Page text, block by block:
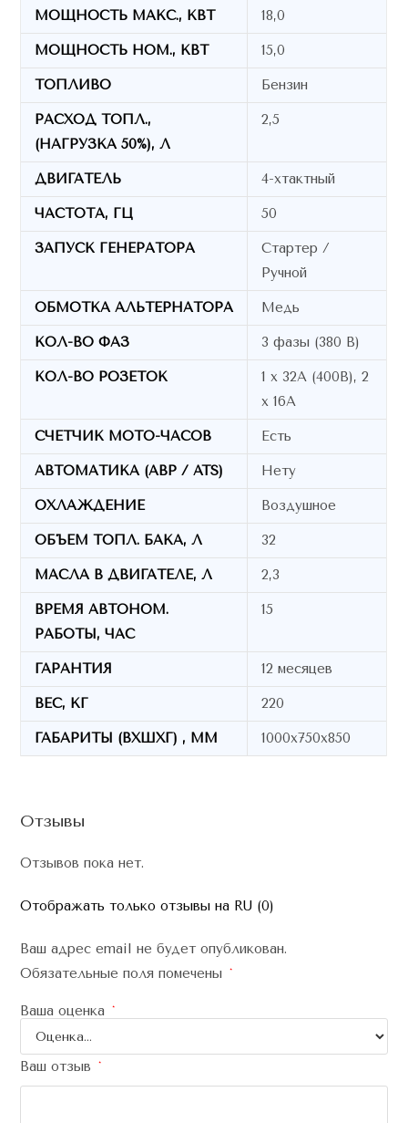
МОЩНОСТЬ МАКС., КВТ 18,0
МОЩНОСТЬ НОМ., КВТ 15,0
ТОПЛИВО Бензин
РАСХОД ТОПЛ.,
(НАГРУЗКА 50%), Л
2,5
ДВИГАТЕЛЬ 4-хтактный
ЧАСТОТА, ГЦ 50
ЗАПУСК ГЕНЕРАТОРА
Стартер /
Ручной
ОБМОТКА АЛЬТЕРНАТОРА Медь
КОЛ-ВО ФАЗ 3 фазы (380 В)
КОЛ-ВО РОЗЕТОК
1 х 32А (400В), 2
х 16A
СЧЕТЧИК МОТО-ЧАСОВ Есть
АВТОМАТИКА (АВР / ATS) Нету
ОХЛАЖДЕНИЕ Воздушное
ОБЪЕМ ТОПЛ. БАКА, Л 32
МАСЛА В ДВИГАТЕЛЕ, Л 2,3
ВРЕМЯ АВТОНОМ.
РАБОТЫ, ЧАС
15
ГАРАНТИЯ 12 месяцев
ВЕС, КГ 220
ГАБАРИТЫ (ВХШХГ) , ММ 1000х750х850
Отзывы
Отзывов пока нет.
Отображать только отзывы на RU (0)
Ваш адрес email не будет опубликован.
Обязательные поля помечены
*
Ваша оценка *
Ваш отзыв *